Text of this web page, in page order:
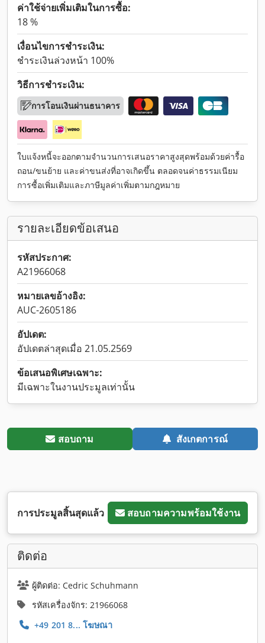
ค่าใช้จ่ายเพิ่มเติมในการซื้อ:
18 %
เงื่อนไขการชำระเงิน:
ชำระเงินล่วงหน้า 100%
วิธีการชำระเงิน:
การโอนเงินผ่านธนาคาร
ใบแจ้งหนี้จะออกตามจำนวนการเสนอราคาสูงสุดพร้อมด้วยค่ารื้อ
ถอน/ขนย้าย และค่าขนส่งที่อาจเกิดขึ้น ตลอดจนค่าธรรมเนียม
การซื้อเพิ่มเติมและภาษีมูลค่าเพิ่มตามกฎหมาย
รายละเอียดข้อเสนอ
รหัสประกาศ:
A21966068
หมายเลขอ้างอิง:
AUC-2605186
อัปเดต:
อัปเดตล่าสุดเมื่อ 21.05.2569
ข้อเสนอพิเศษเฉพาะ:
มีเฉพาะในงานประมูลเท่านั้น
สอบถาม สังเกตการณ์
การประมูลสิ้นสุดแล้ว สอบถามความพร้อมใช้งาน
ติดต่อ
ผู้ติดต่อ: Cedric Schuhmann
รหัสเครื่องจักร: 21966068
+49 201 8... โฆษณา